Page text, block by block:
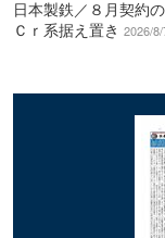
日本製鉄／８月契約
Ｃｒ系据え置き 2026/